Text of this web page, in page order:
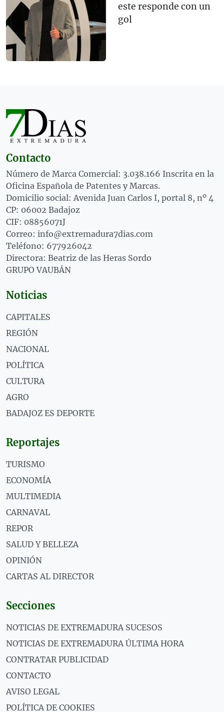
este responde con un
gol
Contacto
Número de Marca Comercial: 3.038.166 Inscrita en la
Oficina Española de Patentes y Marcas.
Domicilio social: Avenida Juan Carlos I, portal 8, nº 4
CP: 06002 Badajoz
CIF: 08856071J
Correo: info@extremadura7dias.com
Teléfono: 677926042
Directora: Beatriz de las Heras Sordo
GRUPO VAUBÁN
Noticias
CAPITALES
REGIÓN
NACIONAL
POLÍTICA
CULTURA
AGRO
BADAJOZ ES DEPORTE
Reportajes
TURISMO
ECONOMÍA
MULTIMEDIA
CARNAVAL
REPOR
SALUD Y BELLEZA
OPINIÓN
CARTAS AL DIRECTOR
Secciones
NOTICIAS DE EXTREMADURA SUCESOS
NOTICIAS DE EXTREMADURA ÚLTIMA HORA
CONTRATAR PUBLICIDAD
CONTACTO
AVISO LEGAL
POLÍTICA DE COOKIES